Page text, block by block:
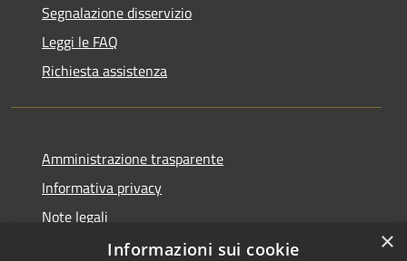
Segnalazione disservizio
Leggi le FAQ
Richiesta assistenza
Amministrazione trasparente
Informativa privacy
Note legali
Dichiarazione di accessibilità
×
Informazioni sui cookie